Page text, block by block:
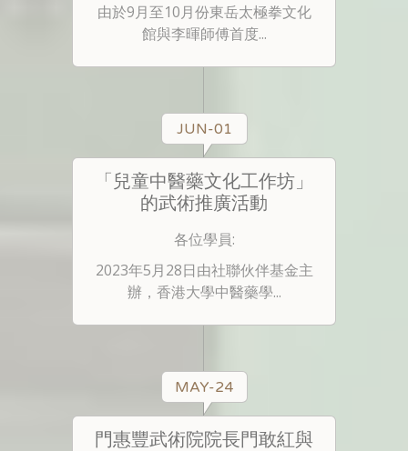
由於9月至10月份東岳太極拳文化
館與李暉師傅首度...
JUN-01
「兒童中醫藥文化工作坊」
的武術推廣活動
各位學員:
2023年5月28日由社聯伙伴基金主
辦，香港大學中醫藥學...
MAY-24
門惠豐武術院院長門敢紅與